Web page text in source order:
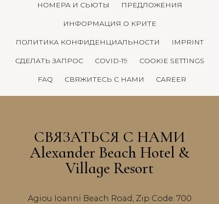
НОМЕРА И СЬЮТЫ ПРЕДЛОЖЕНИЯ
ИНФОРМАЦИЯ О КРИТЕ
ПОЛИТИКА КОНФИДЕНЦИАЛЬНОСТИ IMPRINT
СДЕЛАТЬ ЗАПРОС COVID-19 COOKIE SETTINGS
FAQ СВЯЖИТЕСЬ С НАМИ CAREER
СВЯЗАТЬСЯ С НАМИ
Alexander Beach Hotel &
Village Resort
Agiou Ioanni Beach Road, Zip Code: 700